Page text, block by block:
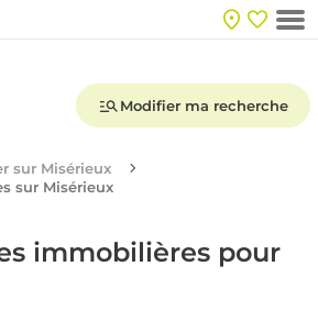
Modifier ma recherche
sur Misérieux
sur Misérieux
immobilières pour